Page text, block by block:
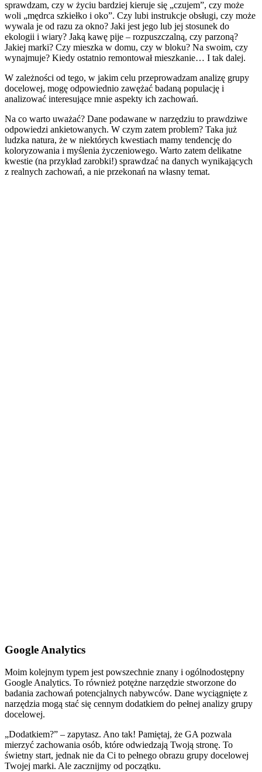
sprawdzam, czy w życiu bardziej kieruje się „czujem”, czy może
woli „mędrca szkiełko i oko”. Czy lubi instrukcje obsługi, czy może
wywala je od razu za okno? Jaki jest jego lub jej stosunek do
ekologii i wiary? Jaką kawę pije – rozpuszczalną, czy parzoną?
Jakiej marki? Czy mieszka w domu, czy w bloku? Na swoim, czy
wynajmuje? Kiedy ostatnio remontował mieszkanie… I tak dalej.
W zależności od tego, w jakim celu przeprowadzam analizę grupy
docelowej, mogę odpowiednio zawężać badaną populację i
analizować interesujące mnie aspekty ich zachowań.
Na co warto uważać? Dane podawane w narzędziu to prawdziwe
odpowiedzi ankietowanych. W czym zatem problem? Taka już
ludzka natura, że w niektórych kwestiach mamy tendencję do
koloryzowania i myślenia życzeniowego. Warto zatem delikatne
kwestie (na przykład zarobki!) sprawdzać na danych wynikających
z realnych zachowań, a nie przekonań na własny temat.
Google Analytics
Moim kolejnym typem jest powszechnie znany i ogólnodostępny
Google Analytics. To również potężne narzędzie stworzone do
badania zachowań potencjalnych nabywców. Dane wyciągnięte z
narzędzia mogą stać się cennym dodatkiem do pełnej analizy grupy
docelowej.
„Dodatkiem?” – zapytasz. Ano tak! Pamiętaj, że GA pozwala
mierzyć zachowania osób, które odwiedzają Twoją stronę. To
świetny start, jednak nie da Ci to pełnego obrazu grupy docelowej
Twojej marki. Ale zacznijmy od początku.